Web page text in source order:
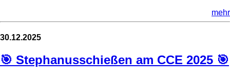
mehr
30.12.2025
🎯 Stephanusschießen am CCE 2025 🎯